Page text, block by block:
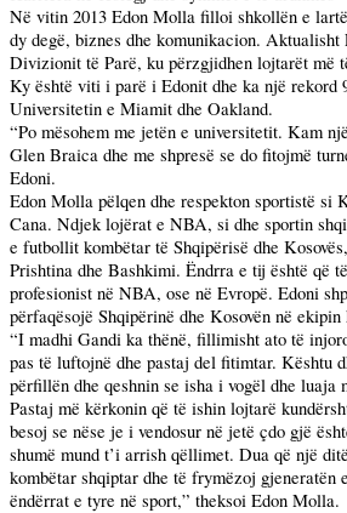
Në vitin 2013 Edon Molla filloi shkollën e
dy degë, biznes dhe komunikacion.
Divizionit të Parë, ku përzgjidhen lojtarët më
Ky është viti i parë i Edonit dhe ka një rekord
Universitetin e Miamit dhe Oakland.
“Po mësohem me jetën e universitetit. Kam
Glen Braica dhe me shpresë se do fitojmë
Edoni.
Edon Molla pëlqen dhe respekton sportistë si
Cana. Ndjek lojërat e NBA, si dhe sportin
e futbollit kombëtar të Shqipërisë dhe
Prishtina dhe Bashkimi. Ëndrra e tij është që
profesionist në NBA, ose në Evropë. Edoni
përfaqësojë Shqipërinë dhe Kosovën në ekipin
“I madhi Gandi ka thënë, fillimisht ato të
pas të luftojnë dhe pastaj del fitimtar. Kështu
përfillën dhe qeshnin se isha i vogël dhe luaja
Pastaj më kërkonin që të ishin lojtarë
besoj se nëse je i vendosur në jetë çdo gjë
shumë mund t’i arrish qëllimet. Dua që një
kombëtar shqiptar dhe të frymëzoj gjeneratën
ëndërrat e tyre në sport,” theksoi Edon Molla.